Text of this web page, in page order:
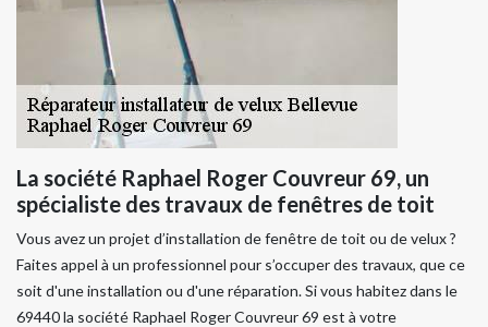
La société Raphael Roger Couvreur 69, un
spécialiste des travaux de fenêtres de toit
Vous avez un projet d’installation de fenêtre de toit ou de velux ?
Faites appel à un professionnel pour s’occuper des travaux, que ce
soit d'une installation ou d'une réparation. Si vous habitez dans le
69440 la société Raphael Roger Couvreur 69 est à votre